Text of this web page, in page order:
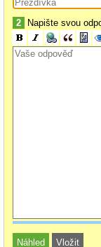
2 Napište svou